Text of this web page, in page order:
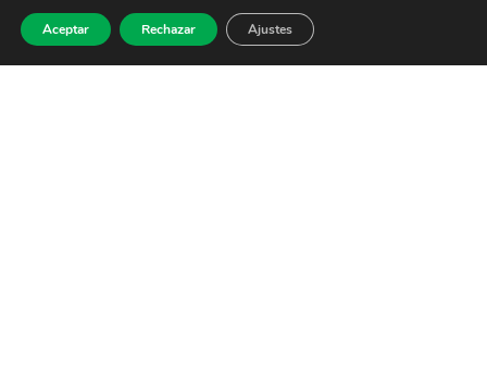
Aceptar Rechazar Ajustes